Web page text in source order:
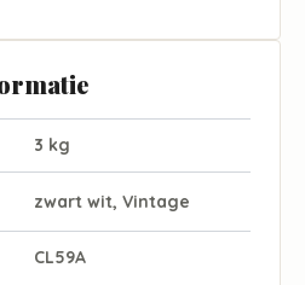
3 kg
zwart wit, Vintage
CL59A